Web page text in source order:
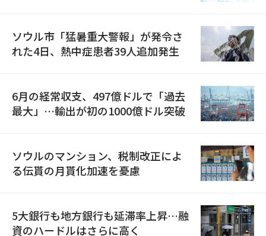
ソウル市「猛暑重大警報」が発令さ
れた4日、熱中症患者39人追加発生
6月の経常収支、497億ドルで「過去
最大」…輸出が初の1000億ドル突破
ソウルのマンション、税制改正によ
る伝貰の月貰化加速を憂慮
5大銀行も地方銀行も延滞率上昇…融
資のハードルはさらに高く